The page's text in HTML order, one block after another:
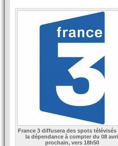
France 3 diffusera des spots télévisés
la dépendance à compter du 08
prochain, vers 18h50